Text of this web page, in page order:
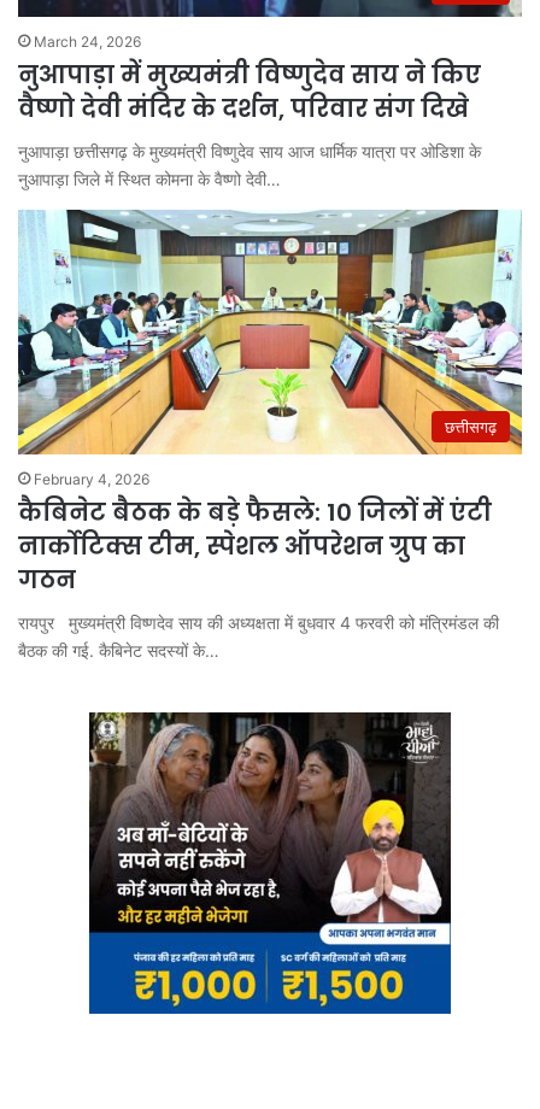
March 24, 2026
नुआपाड़ा में मुख्यमंत्री विष्णुदेव साय ने किए
वैष्णो देवी मंदिर के दर्शन, परिवार संग दिखे
नुआपाड़ा छत्तीसगढ़ के मुख्यमंत्री विष्णुदेव साय आज धार्मिक यात्रा पर ओडिशा के
नुआपाड़ा जिले में स्थित कोमना के वैष्णो देवी…
छत्तीसगढ़
February 4, 2026
कैबिनेट बैठक के बड़े फैसले: 10 जिलों में एंटी
नार्कोटिक्स टीम, स्पेशल ऑपरेशन ग्रुप का
गठन
रायपुर मुख्यमंत्री विष्णदेव साय की अध्यक्षता में बुधवार 4 फरवरी को मंत्रिमंडल की
बैठक की गई. कैबिनेट सदस्यों के…